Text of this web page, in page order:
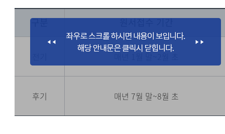
구분 원서접수 기간
후기 매년 7월 말~8월 초